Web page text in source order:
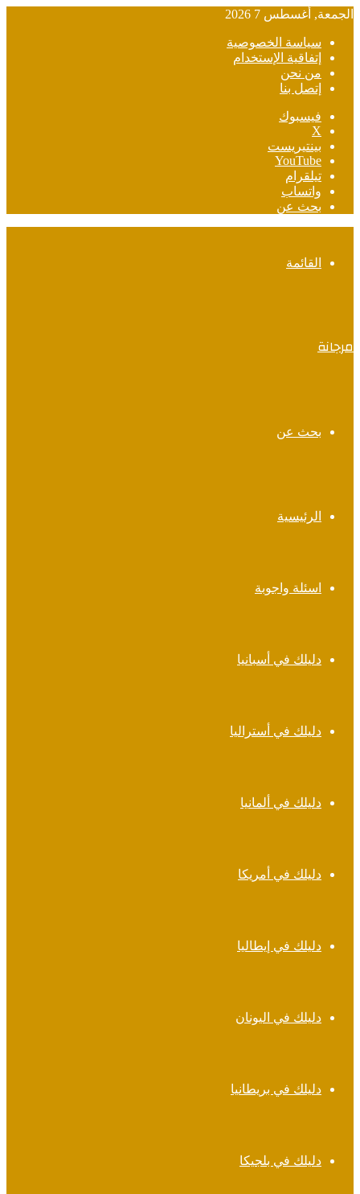
الجمعة, أغسطس 7 2026
سياسة الخصوصية
إتفاقية الإستخدام
من نحن
إتصل بنا
فيسبوك
‫X
بينتيريست
‫YouTube
تيلقرام
واتساب
بحث عن
القائمة
مرجانة
بحث عن
الرئيسية
اسئلة واجوبة
دليلك في أسبانيا
دليلك في أستراليا
دليلك في ألمانيا
دليلك في أمريكا
دليلك في إيطاليا
دليلك في اليونان
دليلك في بريطانيا
دليلك في بلجيكا